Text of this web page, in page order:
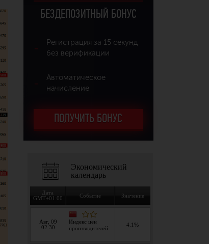
БЕЗДЕПОЗИТНЫЙ БОНУС
Регистрация за 15 секунд
без верификации
Автоматическое
начисление
ПОЛУЧИТЬ БОНУС